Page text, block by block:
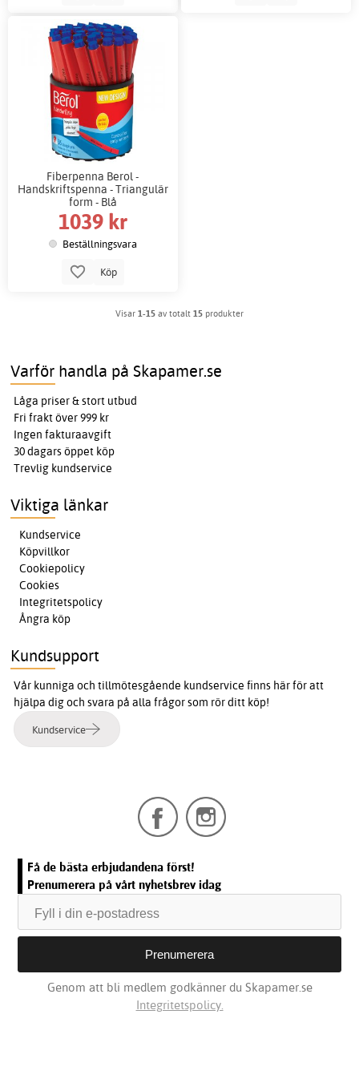
Fiberpenna Berol -
Handskriftspenna - Triangulär
form - Blå
1039 kr
Beställningsvara
Köp
Visar 1-15 av totalt 15 produkter
Varför handla på Skapamer.se
Låga priser & stort utbud
Fri frakt över 999 kr
Ingen fakturaavgift
30 dagars öppet köp
Trevlig kundservice
Viktiga länkar
Kundservice
Köpvillkor
Cookiepolicy
Cookies
Integritetspolicy
Ångra köp
Kundsupport
Vår kunniga och tillmötesgående kundservice finns här för att
hjälpa dig och svara på alla frågor som rör ditt köp!
Kundservice
Få de bästa erbjudandena först!
Prenumerera på vårt nyhetsbrev idag
Genom att bli medlem godkänner du Skapamer.se
Integritetspolicy.